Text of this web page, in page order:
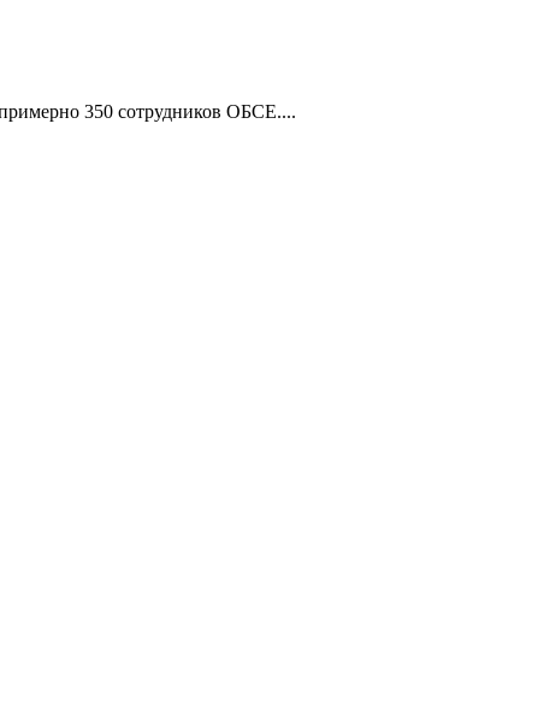
примерно 350 сотрудников ОБСЕ....